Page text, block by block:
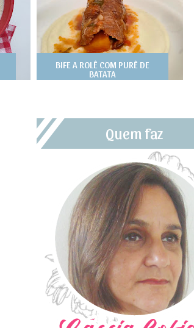
BIFE A ROLÊ COM PURÊ DE
BATATA
Quem faz